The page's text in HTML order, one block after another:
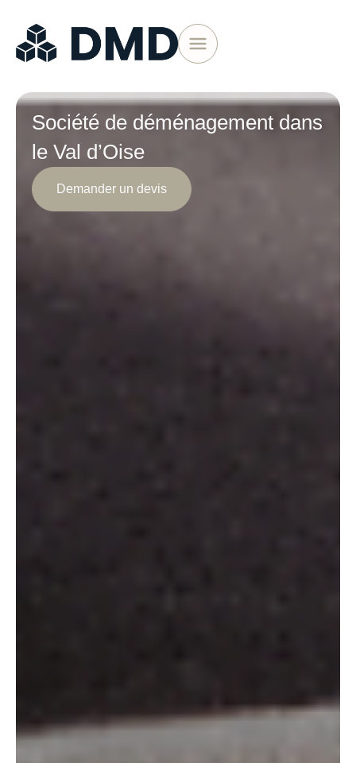
Société de déménagement dans
le Val d’Oise
Demander un devis